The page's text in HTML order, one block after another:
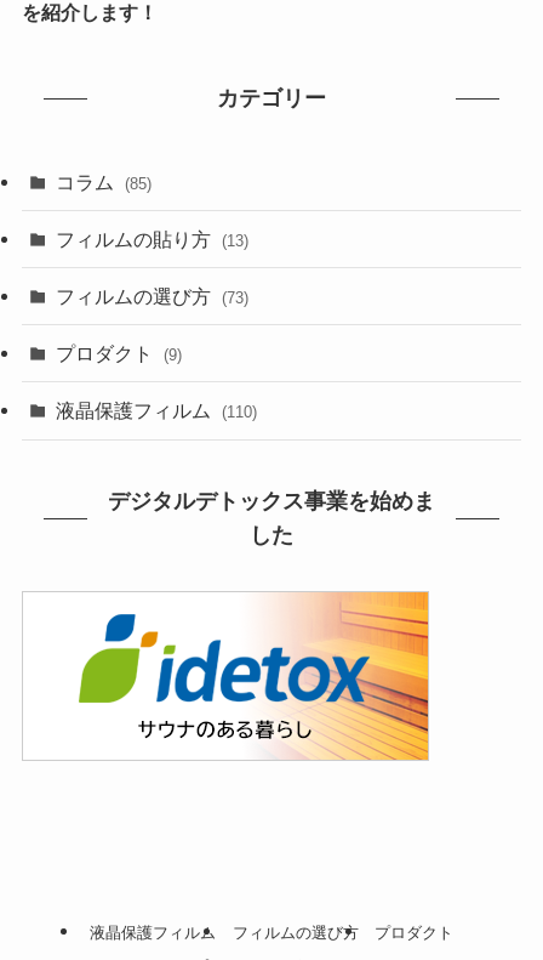
を紹介します！
カテゴリー
コラム (85)
フィルムの貼り方 (13)
フィルムの選び方 (73)
プロダクト (9)
液晶保護フィルム (110)
デジタルデトックス事業を始めま
した
液晶保護フィルム フィルムの選び方
プロダクト